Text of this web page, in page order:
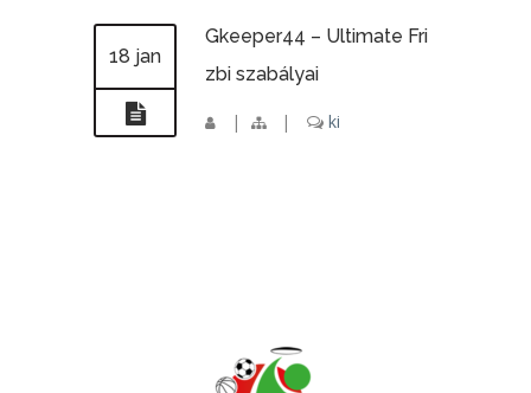
18 jan
Gkeeper44 – Ultimate Fri
zbi szabályai
| | ki